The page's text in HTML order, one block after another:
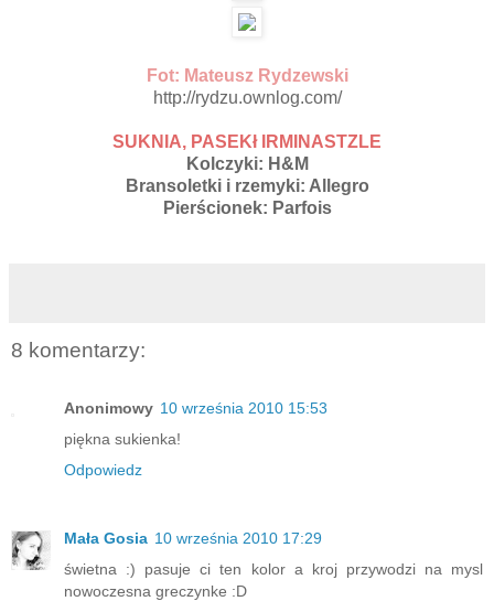
Fot: Mateusz Rydzewski
http://rydzu.ownlog.com/
SUKNIA, PASEKł IRMINASTZLE
Kolczyki: H&M
Bransoletki i rzemyki: Allegro
Pierścionek: Parfois
8 komentarzy:
Anonimowy 10 września 2010 15:53
piękna sukienka!
Odpowiedz
Mała Gosia 10 września 2010 17:29
świetna :) pasuje ci ten kolor a kroj przywodzi na mysl
nowoczesna greczynke :D